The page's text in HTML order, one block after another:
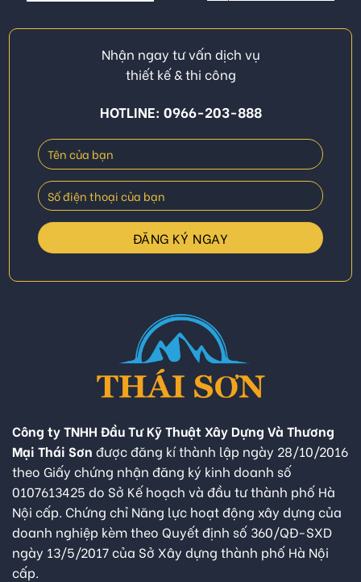
Nhận ngay tư vấn dịch vụ
thiết kế & thi công
HOTLINE: 0966-203-888
Công ty TNHH Đầu Tư Kỹ Thuật Xây Dựng Và Thương
Mại Thái Sơn được đăng kí thành lập ngày 28/10/2016
theo Giấy chứng nhận đăng ký kinh doanh số
0107613425 do Sở Kế hoạch và đầu tư thành phố Hà
Nội cấp. Chứng chỉ Năng lực hoạt động xây dựng của
doanh nghiệp kèm theo Quyết định số 360/QĐ-SXD
ngày 13/5/2017 của Sở Xây dựng thành phố Hà Nội
cấp.